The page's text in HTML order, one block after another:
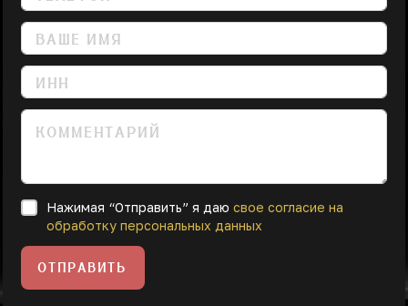
Нажимая “Отправить” я даю свое согласие на
обработку персональных данных
ОТПРАВИТЬ